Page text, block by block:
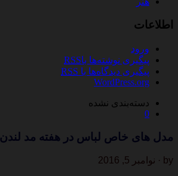
اطلاعات
ورود
پیگیری نوشته‌ها باRSS
پیگیری دیدگاه‌ها با RSS
WordPress.org
دسته‌بندی نشده
0
مدل های خاص لباس در هفته مد لندن
by · نوامبر 5, 2016